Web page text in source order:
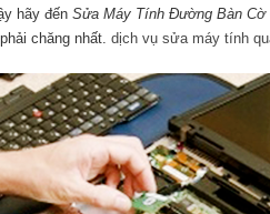
hãy đến Sửa Máy Tính Đường Bàn Cờ
chăng nhất. dịch vụ sửa máy tính